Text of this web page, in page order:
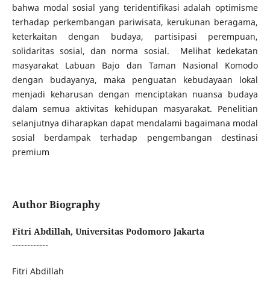
bahwa modal sosial yang teridentifikasi adalah optimisme
terhadap perkembangan pariwisata, kerukunan beragama,
keterkaitan dengan budaya, partisipasi perempuan,
solidaritas sosial, dan norma sosial. Melihat kedekatan
masyarakat Labuan Bajo dan Taman Nasional Komodo
dengan budayanya, maka penguatan kebudayaan lokal
menjadi keharusan dengan menciptakan nuansa budaya
dalam semua aktivitas kehidupan masyarakat. Penelitian
selanjutnya diharapkan dapat mendalami bagaimana modal
sosial berdampak terhadap pengembangan destinasi
premium
Author Biography
Fitri Abdillah, Universitas Podomoro Jakarta
------------
Fitri Abdillah